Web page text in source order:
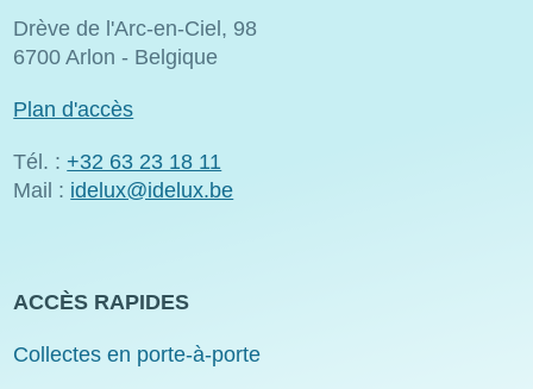
Drève de l'Arc-en-Ciel, 98
6700 Arlon - Belgique
Plan d'accès
Tél. : +32 63 23 18 11
Mail : idelux@idelux.be
ACCÈS RAPIDES
Collectes en porte-à-porte